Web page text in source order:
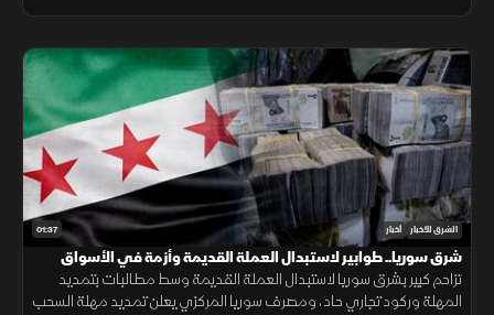
01:37 الشرق للأخبار أخبار
شرق سوريا.. طوابير لاستبدال العملة القديمة وأزمة في الأسواق
تزاحم كبير بشرق سوريا لاستبدال العملة القديمة وسط مطالبات بتمديد
المهلة وركود تجاري حاد، ومصرف سوريا المركزي يعلن تمديد مهلة السحب